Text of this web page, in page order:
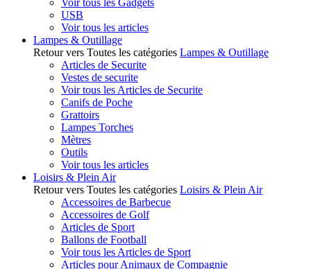
Voir tous les Gadgets
USB
Voir tous les articles
Lampes & Outillage
Retour vers Toutes les catégories Lampes & Outillage
Articles de Securite
Vestes de securite
Voir tous les Articles de Securite
Canifs de Poche
Grattoirs
Lampes Torches
Mètres
Outils
Voir tous les articles
Loisirs & Plein Air
Retour vers Toutes les catégories Loisirs & Plein Air
Accessoires de Barbecue
Accessoires de Golf
Articles de Sport
Ballons de Football
Voir tous les Articles de Sport
Articles pour Animaux de Compagnie